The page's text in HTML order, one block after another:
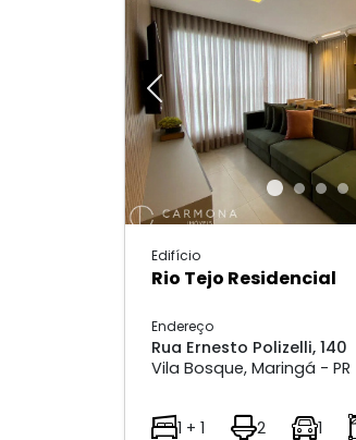
Previous
Edifício
Rio Tejo Residencial
Endereço
Rua Ernesto Polizelli, 140
Vila Bosque, Maringá - PR
1 + 1 2 1